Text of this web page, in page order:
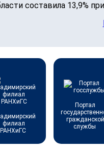
составила 13,9% при
филиал
РАНХиГС
Портал
гражданской
службы